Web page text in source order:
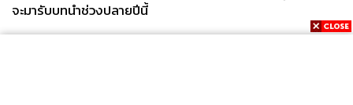
จะมารับบทนำช่วงปลายปีนี้